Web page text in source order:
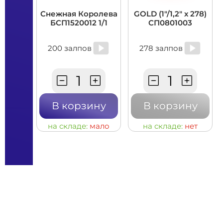
Снежная Королева
БСП1520012 1/1
200 залпов
В корзину
на складе: мало
GOLD (1"/1,2" х 278)
СП0801003
278 залпов
В корзину
на складе: нет